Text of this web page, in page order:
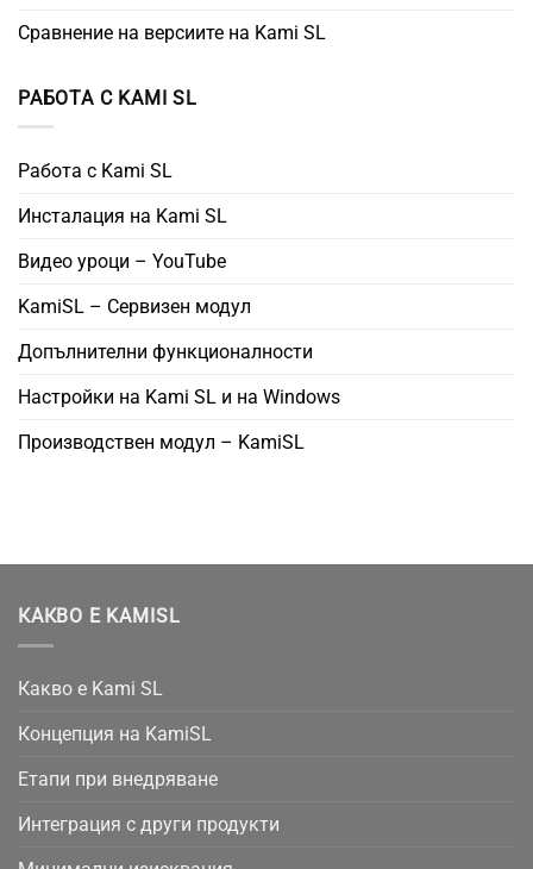
Сравнение на версиите на Kami SL
РАБОТА С KAMI SL
Работа с Kami SL
Инсталация на Kami SL
Видео уроци – YouTube
KamiSL – Сервизен модул
Допълнителни функционалности
Настройки на Kami SL и на Windows
Производствен модул – KamiSL
КАКВО Е KAMISL
Какво е Kami SL
Концепция на KamiSL
Етапи при внедряване
Интеграция с други продукти